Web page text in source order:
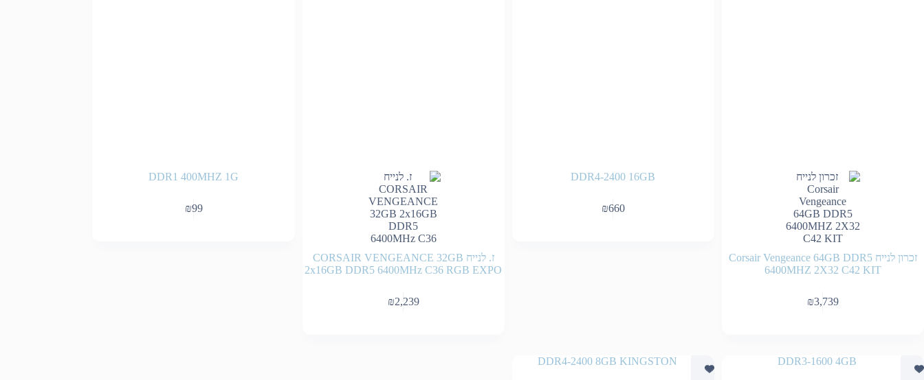
זכרון לנייח Corsair Vengeance 64GB DDR5
6400MHZ 2X32 C42 KIT
₪3,739
DDR4-2400 16GB
₪660
ז. לנייח CORSAIR VENGEANCE 32GB
2x16GB DDR5 6400MHz C36 RGB EXPO
₪2,239
DDR1 400MHZ 1G
₪99